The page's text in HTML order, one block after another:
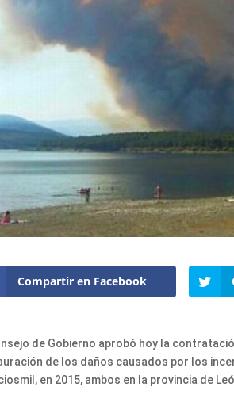
Compartir en Facebook
de Gobierno aprobó hoy la
de los daños causados por los
en 2015, ambos en la provincia de